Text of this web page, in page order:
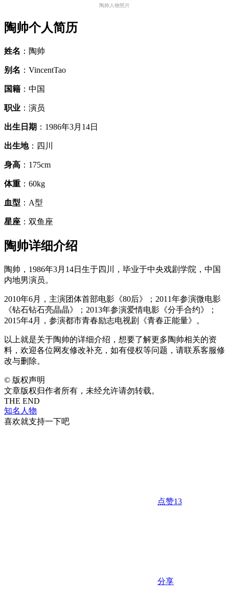
陶帅人物照片
陶帅个人简历
姓名 ：陶帅
别名 ：VincentTao
国籍 ：中国
职业 ：演员
出生日期 ：1986年3月14日
出生地：四川
身高 ：175cm
体重 ：60kg
血型 ：A型
星座 ：双鱼座
陶帅详细介绍
陶帅，1986年3月14日生于四川，毕业于中央戏剧学院，中国
内地男演员。
2010年6月，主演团体首部电影《80后》；2011年参演微电影
《钻石钻石亮晶晶》；2013年参演爱情电影《分手合约》；
2015年4月，参演都市青春励志电视剧《青春正能量》。
以上就是关于陶帅的详细介绍，想要了解更多陶帅相关的资
料，欢迎各位网友修改补充，如有侵权等问题，请联系客服修
改与删除。
© 版权声明
文章版权归作者所有，未经允许请勿转载。
THE END
知名人物
喜欢就支持一下吧
点赞13
分享